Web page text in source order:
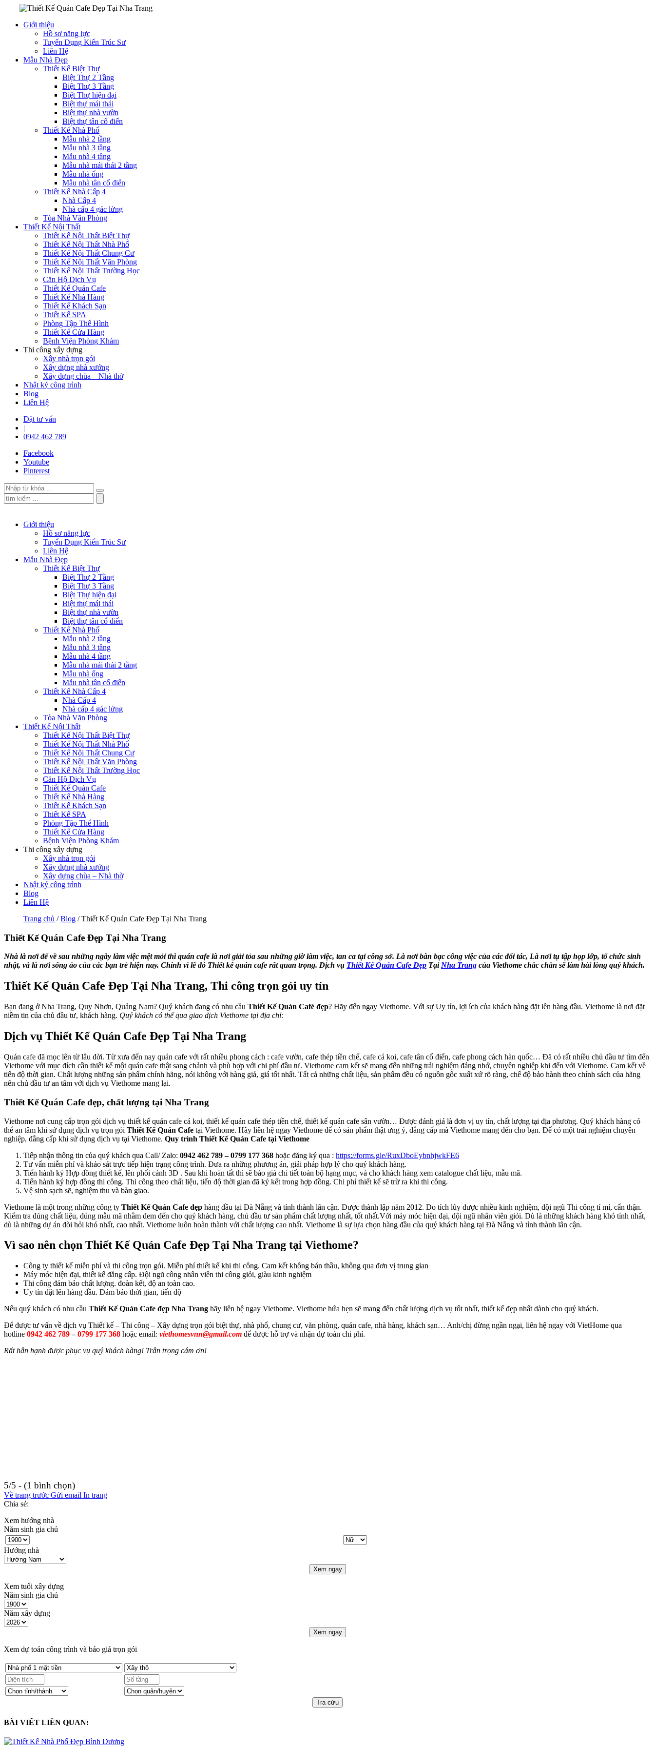
Giới thiệu
Hồ sơ năng lực
Tuyển Dụng Kiến Trúc Sư
Liên Hệ
Mẫu Nhà Đẹp
Thiết Kế Biệt Thự
Biệt Thự 2 Tầng
Biệt Thự 3 Tầng
Biệt Thự hiện đại
Biệt thự mái thái
Biệt thự nhà vườn
Biệt thự tân cổ điển
Thiết Kế Nhà Phố
Mẫu nhà 2 tầng
Mẫu nhà 3 tầng
Mẫu nhà 4 tầng
Mẫu nhà mái thái 2 tầng
Mẫu nhà ống
Mẫu nhà tân cổ điển
Thiết Kế Nhà Cấp 4
Nhà Cấp 4
Nhà cấp 4 gác lửng
Tòa Nhà Văn Phòng
Thiết Kế Nội Thất
Thiết Kế Nội Thất Biệt Thự
Thiết Kế Nội Thất Nhà Phố
Thiết Kế Nội Thất Chung Cư
Thiết Kế Nội Thất Văn Phòng
Thiết Kế Nội Thất Trường Học
Căn Hộ Dịch Vụ
Thiết Kế Quán Cafe
Thiết Kế Nhà Hàng
Thiết Kế Khách Sạn
Thiết Kế SPA
Phòng Tập Thể Hình
Thiết Kế Cửa Hàng
Bệnh Viện Phòng Khám
Thi công xây dựng
Xây nhà trọn gói
Xây dựng nhà xưởng
Xây dựng chùa – Nhà thờ
Nhật ký công trình
Blog
Liên Hệ
Đặt tư vấn
|
0942 462 789
Facebook
Youtube
Pinterest
Giới thiệu
Hồ sơ năng lực
Tuyển Dụng Kiến Trúc Sư
Liên Hệ
Mẫu Nhà Đẹp
Thiết Kế Biệt Thự
Biệt Thự 2 Tầng
Biệt Thự 3 Tầng
Biệt Thự hiện đại
Biệt thự mái thái
Biệt thự nhà vườn
Biệt thự tân cổ điển
Thiết Kế Nhà Phố
Mẫu nhà 2 tầng
Mẫu nhà 3 tầng
Mẫu nhà 4 tầng
Mẫu nhà mái thái 2 tầng
Mẫu nhà ống
Mẫu nhà tân cổ điển
Thiết Kế Nhà Cấp 4
Nhà Cấp 4
Nhà cấp 4 gác lửng
Tòa Nhà Văn Phòng
Thiết Kế Nội Thất
Thiết Kế Nội Thất Biệt Thự
Thiết Kế Nội Thất Nhà Phố
Thiết Kế Nội Thất Chung Cư
Thiết Kế Nội Thất Văn Phòng
Thiết Kế Nội Thất Trường Học
Căn Hộ Dịch Vụ
Thiết Kế Quán Cafe
Thiết Kế Nhà Hàng
Thiết Kế Khách Sạn
Thiết Kế SPA
Phòng Tập Thể Hình
Thiết Kế Cửa Hàng
Bệnh Viện Phòng Khám
Thi công xây dựng
Xây nhà trọn gói
Xây dựng nhà xưởng
Xây dựng chùa – Nhà thờ
Nhật ký công trình
Blog
Liên Hệ
Trang chủ /Blog / Thiết Kế Quán Cafe Đẹp Tại Nha Trang
Thiết Kế Quán Cafe Đẹp Tại Nha Trang
Nhà là nơi để về sau những ngày làm việc mệt mỏi thì quán cafe là nơi giải tỏa sau những giờ làm việc, tan ca tại công sở. Là nơi bàn bạc công việc của các đối tác, Là nơi tụ tập họp lớp, tổ chức sinh
nhật, và là nơi sống ảo của các bạn trẻ hiện nay. Chính vì lẽ đó Thiết kế quán cafe rất quan trọng. Dịch vụ Thiết Kế Quán Cafe Đẹp TạiNha Trang của Viethome chắc chắn sẽ làm hài lòng quý khách.
Thiết Kế Quán Cafe Đẹp Tại Nha Trang, Thi công trọn gói uy tín
Bạn đang ở Nha Trang, Quy Nhơn, Quảng Nam? Quý khách đang có nhu cầu Thiết Kế Quán Café đẹp? Hãy đến ngay Viethome. Với sự Uy tín, lợi ích của khách hàng đặt lên hàng đầu. Viethome là nơi đặt
niềm tin của chủ đầu tư, khách hàng. Quý khách có thể qua giao dịch Viethome tại địa chỉ:
Dịch vụ Thiết Kế Quán Cafe Đẹp Tại Nha Trang
Quán cafe đã mọc lên từ lâu đời. Từ xưa đến nay quán cafe với rất nhiều phong cách : cafe vườn, cafe thép tiền chế, cafe cá koi, cafe tân cổ điển, cafe phong cách hàn quốc… Đã có rất nhiều chủ đầu tư tìm đến
Viethome với mục đích cần thiết kế một quán cafe thật sang chảnh và phù hợp với chi phí đầu tư. Viethome cam kết sẽ mang đến những trải nghiệm đáng nhớ, chuyên nghiệp khi đến với Viethome. Cam kết về
tiến độ thời gian. Chất lượng những sản phẩm chính hãng, nói không với hàng giả, giá tốt nhất. Tất cả những chất liệu, sản phẩm đều có nguồn gốc xuất xứ rõ ràng, chế độ bảo hành theo chính sách của hãng
nên chủ đầu tư an tâm với dịch vụ Viethome mang lại.
Thiết Kế Quán Cafe đẹp, chất lượng tại Nha Trang
Viethome nơi cung cấp trọn gói dịch vụ thiết kế quán cafe cá koi, thiết kế quán cafe thép tiền chế, thiết kế quán cafe sân vườn… Được đánh giá là đơn vị uy tín, chất lượng tại địa phương. Quý khách hàng có
thể an tâm khi sử dụng dịch vụ trọn gói Thiết Kế Quán Cafe tại Viethome. Hãy liên hệ ngay Viethome để có sản phẩm thật ưng ý, đẳng cấp mà Viethome mang đến cho bạn. Để có một trải nghiệm chuyên
nghiệp, đẳng cấp khi sử dụng dịch vụ tại Viethome. Quy trình Thiết Kế Quán Cafe tại Viethome
Tiếp nhận thông tin của quý khách qua Call/ Zalo: 0942 462 789 – 0799 177 368 hoặc đăng ký qua : https://forms.gle/RuxDboEybnhjwkFE6
Tư vấn miễn phí và khảo sát trực tiếp hiện trạng công trình. Đưa ra những phương án, giải pháp hợp lý cho quý khách hàng.
Tiến hành ký Hợp đồng thiết kế, lên phối cảnh 3D . Sau khi hoàn tất thì sẽ báo giá chi tiết toàn bộ hạng mục, và cho khách hàng xem catalogue chất liệu, mẫu mã.
Tiến hành ký hợp đồng thi công. Thi công theo chất liệu, tiến độ thời gian đã ký kết trong hợp đồng. Chi phí thiết kế sẽ trừ ra khi thi công.
Vệ sinh sạch sẽ, nghiệm thu và bàn giao.
Viethome là một trong những công ty Thiết Kế Quán Cafe đẹp hàng đầu tại Đà Nẵng và tỉnh thành lân cận. Được thành lập năm 2012. Do tích lũy được nhiều kinh nghiệm, đội ngũ Thi công tỉ mỉ, cẩn thận.
Kiểm tra đúng chất liệu, đúng mẫu mã nhằm đem đến cho quý khách hàng, chủ đầu tư sản phẩm chất lượng nhất, tốt nhất.Với máy móc hiện đại, đội ngũ nhân viên giỏi. Dù là những khách hàng khó tính nhất,
dù là những dự án đòi hỏi khó nhất, cao nhất. Viethome luôn hoàn thành với chất lượng cao nhất. Viethome là sự lựa chọn hàng đầu của quý khách hàng tại Đà Nẵng và tỉnh thành lân cận.
Vì sao nên chọn Thiết Kế Quán Cafe Đẹp Tại Nha Trang tại Viethome?
Công ty thiết kế miễn phí và thi công trọn gói. Miễn phí thiết kế khi thi công. Cam kết không bán thầu, không qua đơn vị trung gian
Máy móc hiện đại, thiết kế đẳng cấp. Đội ngũ công nhân viên thi công giỏi, giàu kinh nghiệm
Thi công đảm bảo chất lượng. đoàn kết, độ an toàn cao.
Uy tín đặt lên hàng đầu. Đảm bảo thời gian, tiến độ
Nếu quý khách có nhu cầu Thiết Kế Quán Cafe đẹp Nha Trang hãy liên hệ ngay Viethome. Viethome hứa hẹn sẽ mang đến chất lượng dịch vụ tốt nhất, thiết kế đẹp nhất dành cho quý khách.
Để được tư vấn về dịch vụ Thiết kế – Thi công – Xây dựng trọn gói biệt thự, nhà phố, chung cư, văn phòng, quán cafe, nhà hàng, khách sạn… Anh/chị đừng ngần ngại, liên hệ ngay với VietHome qua
hotline 0942 462 789–0799 177 368 hoặc email: viethomesvnn@gmail.com để được hỗ trợ và nhận dự toán chi phí.
Rất hân hạnh được phục vụ quý khách hàng! Trân trọng cám ơn!
5/5 - (1 bình chọn)
Về trang trước Gửi email In trang
Chia sẻ:
Xem hướng nhà
Năm sinh gia chủ
Hướng nhà
Xem ngay
Xem tuổi xây dựng
Năm sinh gia chủ
Năm xây dựng
Xem ngay
Xem dự toán công trình và báo giá trọn gói
Tra cứu
BÀI VIẾT LIÊN QUAN: